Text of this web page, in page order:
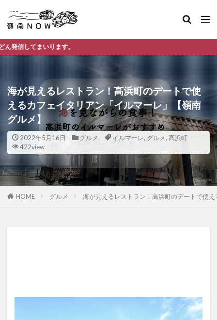
海が見えるレストラン！高浜町のデートで使
えるカフェイタリアン「イルマーレ」【嶺南
グルメ】
2022年5月16日 グルメ イルマーレ, グルメ, 高浜町
422view
HOME グルメ 海が見えるレストラン！高浜町のデートで使